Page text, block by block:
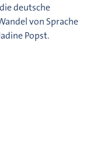
deutsche
von Sprache
Popst.